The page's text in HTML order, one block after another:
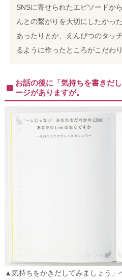
SNSに寄せられたエピソードか
んとの繋がりを大切にしたかっ
あったりとか、えんぴつのタッ
るように作ったところがこだわり
お話の後に「気持ちを書きだ
ージがありますが。
▲気持ちをかきだしてみましょう」